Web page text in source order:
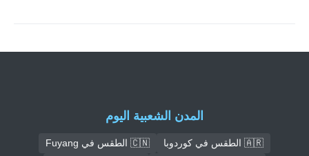
المدن الشعبية اليوم
🇦🇷 الطقس في كوردوبا
🇨🇳 الطقس في Fuyang